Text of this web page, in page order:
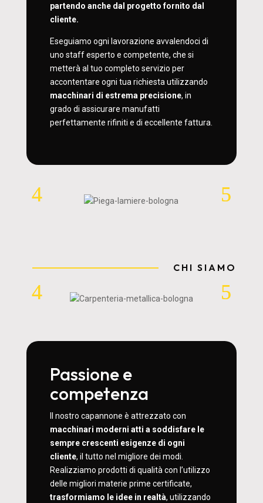
partendo anche dal progetto fornito dal
cliente.
Eseguiamo ogni lavorazione avvalendoci di
uno staff esperto e competente, che si
metterà al tuo completo servizio per
accontentare ogni tua richiesta utilizzando
macchinari di estrema precisione, in
grado di assicurare manufatti
perfettamente rifiniti e di eccellente fattura.
CHI SIAMO
Passione e
competenza
Il nostro capannone è attrezzato con
macchinari moderni atti a soddisfare le
sempre crescenti esigenze di ogni
cliente, il tutto nel migliore dei modi.
Realizziamo prodotti di qualità con l’utilizzo
delle migliori materie prime certificate,
trasformiamo le idee in realtà, utilizzando